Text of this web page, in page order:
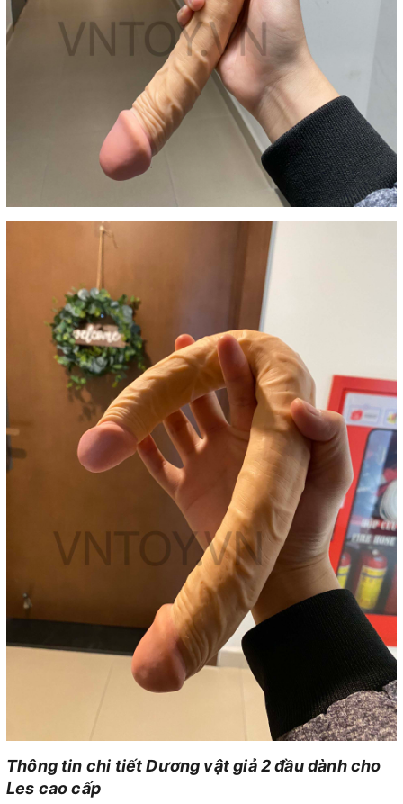
Thông tin chi tiết Dương vật giả 2 đầu dành cho
Les cao cấp